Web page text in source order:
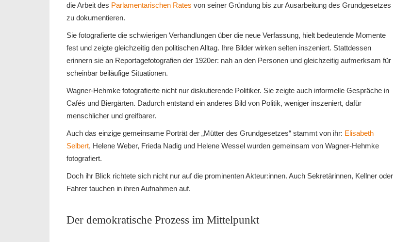
die Arbeit des Parlamentarischen Rates von seiner Gründung bis zur Ausarbeitung des Grundgesetzes
zu dokumentieren.
Sie fotografierte die schwierigen Verhandlungen über die neue Verfassung, hielt bedeutende Momente
fest und zeigte gleichzeitig den politischen Alltag. Ihre Bilder wirken selten inszeniert. Stattdessen
erinnern sie an Reportagefotografien der 1920er: nah an den Personen und gleichzeitig aufmerksam für
scheinbar beiläufige Situationen.
Wagner-Hehmke fotografierte nicht nur diskutierende Politiker. Sie zeigte auch informelle Gespräche in
Cafés und Biergärten. Dadurch entstand ein anderes Bild von Politik, weniger inszeniert, dafür
menschlicher und greifbarer.
Auch das einzige gemeinsame Porträt der „Mütter des Grundgesetzes“ stammt von ihr: Elisabeth
Selbert, Helene Weber, Frieda Nadig und Helene Wessel wurden gemeinsam von Wagner-Hehmke
fotografiert.
Doch ihr Blick richtete sich nicht nur auf die prominenten Akteur:innen. Auch Sekretärinnen, Kellner oder
Fahrer tauchen in ihren Aufnahmen auf.
Der demokratische Prozess im Mittelpunkt